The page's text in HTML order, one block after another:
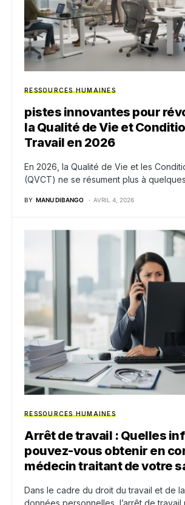
RESSOURCES HUMAINES
pistes innovantes pour
la Qualité de Vie et
Travail en 2026
En 2026, la Qualité de Vie et les
(QVCT) ne se résument plus à
BY MANU DIBANGO AVRIL 4, 2026
RESSOURCES HUMAINES
Arrêt de travail : Quelles
pouvez-vous obtenir en
médecin traitant de votre
Dans le cadre du droit du travail et de
données personnelles, l’arrêt de travail